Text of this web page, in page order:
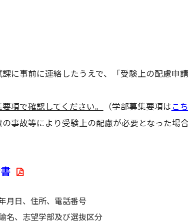
に事前に連絡したうえで、「受験上の配慮申
項で確認してください。
（学部募集要項はこ
事故等により受験上の配慮が必要となった場
月日、住所、電話番号
名、志望学部及び選抜区分